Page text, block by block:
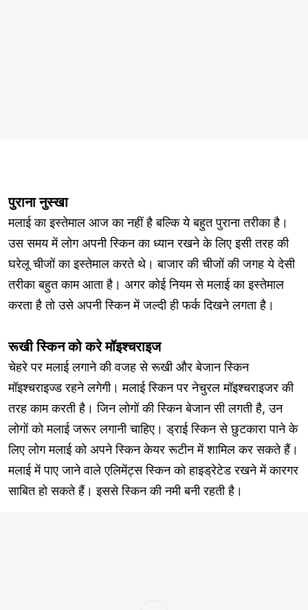
पुराना नुस्खा
मलाई का इस्तेमाल आज का नहीं है बल्कि ये बहुत पुराना तरीका है।
उस समय में लोग अपनी स्किन का ध्यान रखने के लिए इसी तरह की
घरेलू चीजों का इस्तेमाल करते थे। बाजार की चीजों की जगह ये देसी
तरीका बहुत काम आता है। अगर कोई नियम से मलाई का इस्तेमाल
करता है तो उसे अपनी स्किन में जल्दी ही फर्क दिखने लगता है।
रूखी स्किन को करे मॉइश्चराइज
चेहरे पर मलाई लगाने की वजह से रूखी और बेजान स्किन
मॉइश्चराइज्ड रहने लगेगी। मलाई स्किन पर नेचुरल मॉइश्चराइजर की
तरह काम करती है। जिन लोगों की स्किन बेजान सी लगती है, उन
लोगों को मलाई जरूर लगानी चाहिए। ड्राई स्किन से छुटकारा पाने के
लिए लोग मलाई को अपने स्किन केयर रूटीन में शामिल कर सकते हैं।
मलाई में पाए जाने वाले एलिमेंट्स स्किन को हाइड्रेटेड रखने में कारगर
साबित हो सकते हैं। इससे स्किन की नमी बनी रहती है।